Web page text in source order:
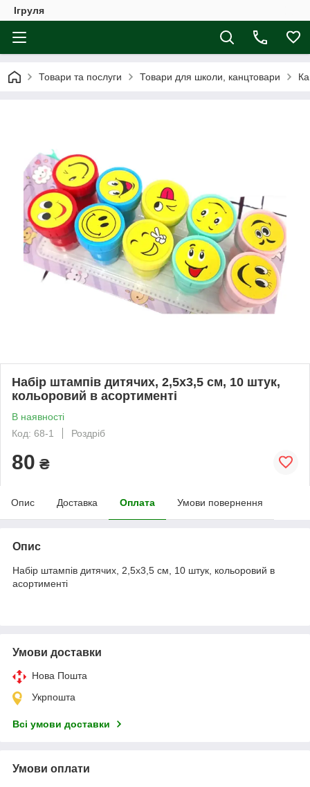
Ігруля
Товари та послуги Товари для школи, канцтовари
Набір штампів дитячих, 2,5х3,5 см, 10 штук,
кольоровий в асортименті
В наявності
Код: 68-1
Роздріб
80 ₴
Опис Доставка Оплата Умови повернення
Опис
Набір штампів дитячих, 2,5х3,5 см, 10 штук, кольоровий в
асортименті
Умови доставки
Нова Пошта
Укрпошта
Всі умови доставки
Умови оплати